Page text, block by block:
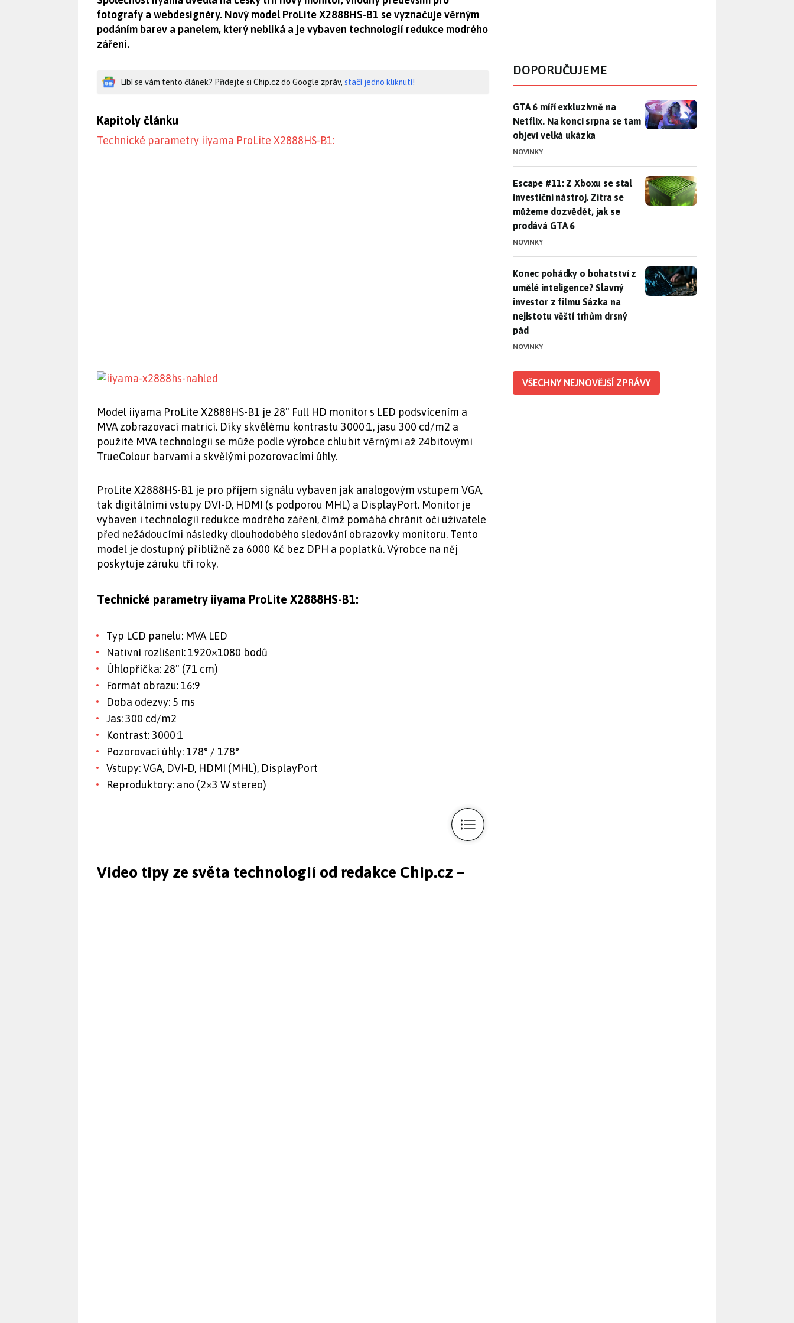
fotografy a webdesignéry. Nový model ProLite X2888HS-B1 se vyznačuje věrným
podáním barev a panelem, který nebliká a je vybaven technologií redukce modrého
záření.
Líbí se vám tento článek? Přidejte si Chip.cz do Google zpráv, stačí jedno kliknutí!
Kapitoly článku
Technické parametry iiyama ProLite X2888HS-B1:
Model iiyama ProLite X2888HS-B1 je 28" Full HD monitor s LED podsvícením a
MVA zobrazovací matricí. Díky skvělému kontrastu 3000:1, jasu 300 cd/m2 a
použité MVA technologii se může podle výrobce chlubit věrnými až 24bitovými
TrueColour barvami a skvělými pozorovacími úhly.
ProLite X2888HS-B1 je pro příjem signálu vybaven jak analogovým vstupem VGA,
tak digitálními vstupy DVI-D, HDMI (s podporou MHL) a DisplayPort. Monitor je
vybaven i technologií redukce modrého záření, čímž pomáhá chránit oči uživatele
před nežádoucími následky dlouhodobého sledování obrazovky monitoru. Tento
model je dostupný přibližně za 6000 Kč bez DPH a poplatků. Výrobce na něj
poskytuje záruku tři roky.
Technické parametry iiyama ProLite X2888HS-B1:
Typ LCD panelu: MVA LED
Nativní rozlišení: 1920×1080 bodů
Úhlopříčka: 28" (71 cm)
Formát obrazu: 16:9
Doba odezvy: 5 ms
Jas: 300 cd/m2
Kontrast: 3000:1
Pozorovací úhly: 178° / 178°
Vstupy: VGA, DVI-D, HDMI (MHL), DisplayPort
Reproduktory: ano (2×3 W stereo)
Video tipy ze světa technologií od redakce Chip.cz –
DOPORUČUJEME
GTA 6 míří exkluzivně na Netflix. Na konci srpna se tam objeví
GTA 6 míří exkluzivně na
Netflix. Na konci srpna se tam
objeví velká ukázka
NOVINKY
Escape #11: Z Xboxu se stal investiční nástroj. Zítra se můžeme
Escape #11: Z Xboxu se stal
investiční nástroj. Zítra se
můžeme dozvědět, jak se
prodává GTA 6
NOVINKY
Konec pohádky o bohatství z umělé inteligence? Slavný investor
Konec pohádky o bohatství z
umělé inteligence? Slavný
investor z filmu Sázka na
nejistotu věští trhům drsný
pád
NOVINKY
VŠECHNY NEJNOVĚJŠÍ ZPRÁVY